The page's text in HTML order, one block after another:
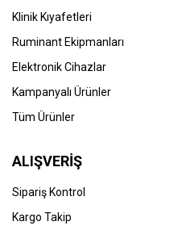
Klinik Kıyafetleri
Ruminant Ekipmanları
Elektronik Cihazlar
Kampanyalı Ürünler
Tüm Ürünler
ALIŞVERİŞ
Sipariş Kontrol
Kargo Takip